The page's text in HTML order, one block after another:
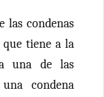
las condenas
tiene a la
una de las
condena